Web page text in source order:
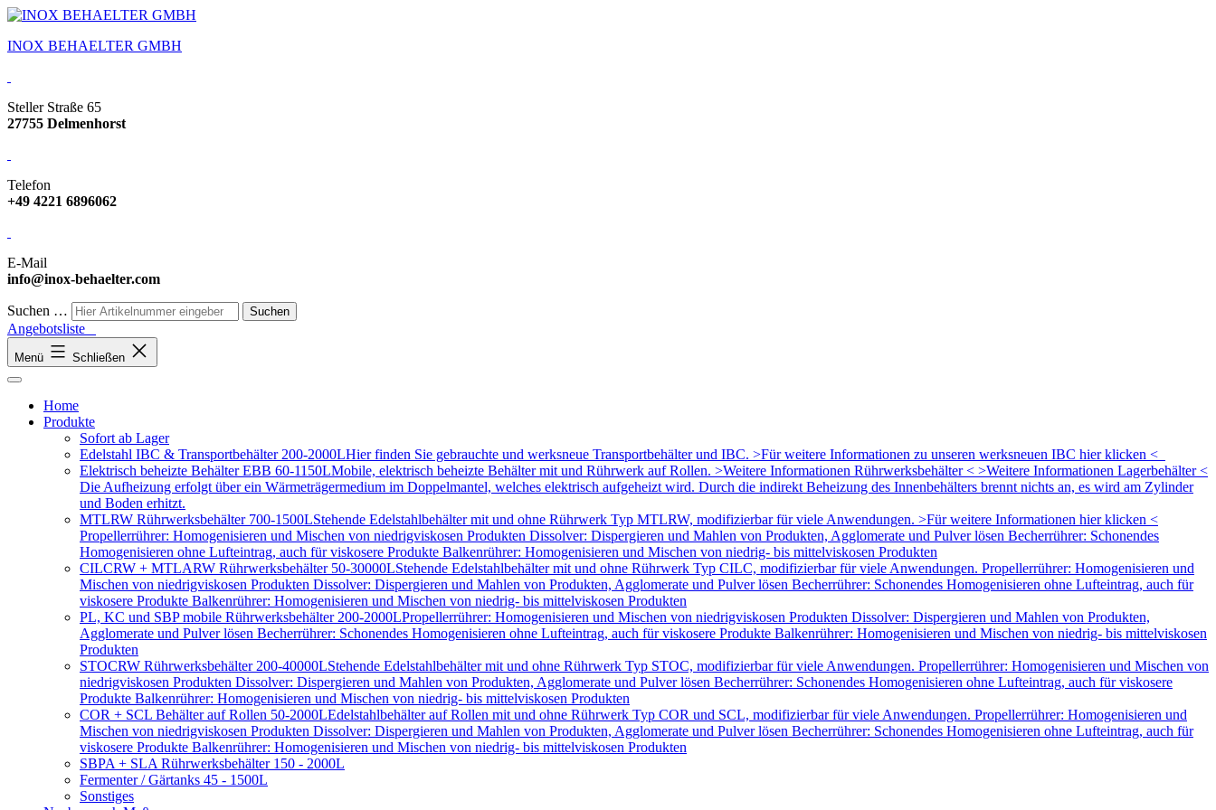
INOX BEHAELTER GMBH
Steller Straße 65
27755 Delmenhorst
Telefon
+49 4221 6896062
E-Mail
info@inox-behaelter.com
Suchen …
Angebotsliste
Menü Schließen
Home
Produkte
Sofort ab Lager
Edelstahl IBC & Transportbehälter 200-2000LHier finden Sie gebrauchte und werksneue Transportbehälter und IBC. >Für weitere Informationen zu unseren werksneuen IBC hier klicken <
Elektrisch beheizte Behälter EBB 60-1150LMobile, elektrisch beheizte Behälter mit und Rührwerk auf Rollen. >Weitere Informationen Rührwerksbehälter < >Weitere Informationen Lagerbehälter <
Die Aufheizung erfolgt über ein Wärmeträgermedium im Doppelmantel, welches elektrisch aufgeheizt wird. Durch die indirekt Beheizung des Innenbehälters brennt nichts an, es wird am Zylinder
und Boden erhitzt.
MTLRW Rührwerksbehälter 700-1500LStehende Edelstahlbehälter mit und ohne Rührwerk Typ MTLRW, modifizierbar für viele Anwendungen. >Für weitere Informationen hier klicken <
Propellerrührer: Homogenisieren und Mischen von niedrigviskosen Produkten Dissolver: Dispergieren und Mahlen von Produkten, Agglomerate und Pulver lösen Becherrührer: Schonendes
Homogenisieren ohne Lufteintrag, auch für viskosere Produkte Balkenrührer: Homogenisieren und Mischen von niedrig- bis mittelviskosen Produkten
CILCRW + MTLARW Rührwerksbehälter 50-30000LStehende Edelstahlbehälter mit und ohne Rührwerk Typ CILC, modifizierbar für viele Anwendungen. Propellerrührer: Homogenisieren und
Mischen von niedrigviskosen Produkten Dissolver: Dispergieren und Mahlen von Produkten, Agglomerate und Pulver lösen Becherrührer: Schonendes Homogenisieren ohne Lufteintrag, auch für
viskosere Produkte Balkenrührer: Homogenisieren und Mischen von niedrig- bis mittelviskosen Produkten
PL, KC und SBP mobile Rührwerksbehälter 200-2000LPropellerrührer: Homogenisieren und Mischen von niedrigviskosen Produkten Dissolver: Dispergieren und Mahlen von Produkten,
Agglomerate und Pulver lösen Becherrührer: Schonendes Homogenisieren ohne Lufteintrag, auch für viskosere Produkte Balkenrührer: Homogenisieren und Mischen von niedrig- bis mittelviskosen
Produkten
STOCRW Rührwerksbehälter 200-40000LStehende Edelstahlbehälter mit und ohne Rührwerk Typ STOC, modifizierbar für viele Anwendungen. Propellerrührer: Homogenisieren und Mischen von
niedrigviskosen Produkten Dissolver: Dispergieren und Mahlen von Produkten, Agglomerate und Pulver lösen Becherrührer: Schonendes Homogenisieren ohne Lufteintrag, auch für viskosere
Produkte Balkenrührer: Homogenisieren und Mischen von niedrig- bis mittelviskosen Produkten
COR + SCL Behälter auf Rollen 50-2000LEdelstahlbehälter auf Rollen mit und ohne Rührwerk Typ COR und SCL, modifizierbar für viele Anwendungen. Propellerrührer: Homogenisieren und
Mischen von niedrigviskosen Produkten Dissolver: Dispergieren und Mahlen von Produkten, Agglomerate und Pulver lösen Becherrührer: Schonendes Homogenisieren ohne Lufteintrag, auch für
viskosere Produkte Balkenrührer: Homogenisieren und Mischen von niedrig- bis mittelviskosen Produkten
SBPA + SLA Rührwerksbehälter 150 - 2000L
Fermenter / Gärtanks 45 - 1500L
Sonstiges